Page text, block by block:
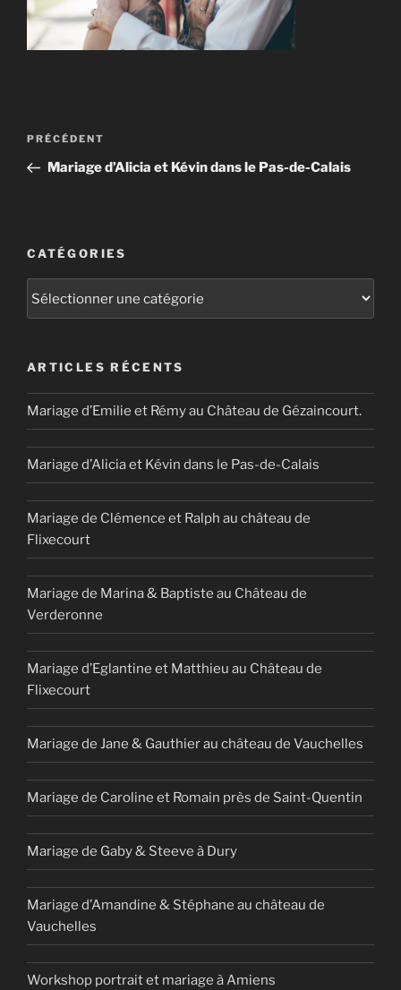
Navigation
l’article
Article
précédent
PRÉCÉDENT
Mariage d’Alicia et Kévin dans le Pas-de-Calais
CATÉGORIES
ARTICLES RÉCENTS
Mariage d’Emilie et Rémy au Château de Gézaincourt.
Mariage d’Alicia et Kévin dans le Pas-de-Calais
Mariage de Clémence et Ralph au château de
Flixecourt
Mariage de Marina & Baptiste au Château de
Verderonne
Mariage d’Eglantine et Matthieu au Château de
Flixecourt
Mariage de Jane & Gauthier au château de Vauchelles
Mariage de Caroline et Romain près de Saint-Quentin
Mariage de Gaby & Steeve à Dury
Mariage d’Amandine & Stéphane au château de
Vauchelles
Workshop portrait et mariage à Amiens